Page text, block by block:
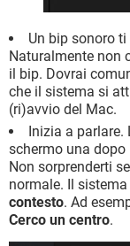
Un bip sonoro
Naturalmente non
il bip. Dovrai
che il sistema si
(ri)avvio del Mac.
Inizia a
schermo una dopo
Non sorprenderti
normale. Il sistema
contesto. Ad
Cerco un centro.